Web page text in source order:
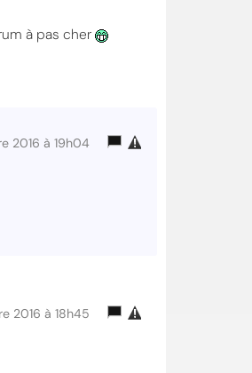
à pas cher
2016 à 19h04
2016 à 18h45